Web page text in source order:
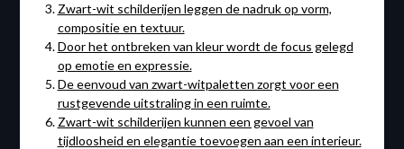
Zwart-wit schilderijen leggen de nadruk op vorm,
compositie en textuur.
Door het ontbreken van kleur wordt de focus gelegd
op emotie en expressie.
De eenvoud van zwart-witpaletten zorgt voor een
rustgevende uitstraling in een ruimte.
Zwart-wit schilderijen kunnen een gevoel van
tijdloosheid en elegantie toevoegen aan een interieur.